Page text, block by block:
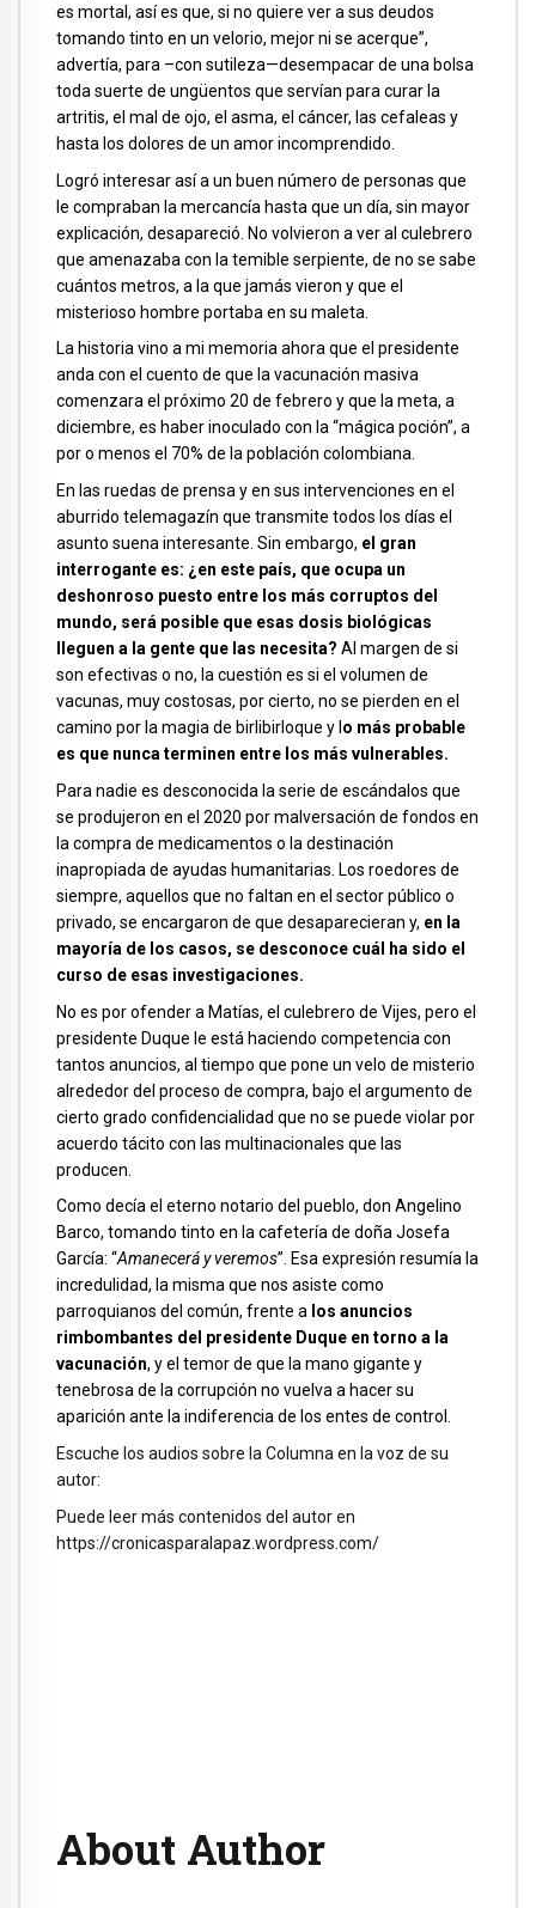
es mortal, así es que, si no quiere ver a sus deudos
tomando tinto en un velorio, mejor ni se acerque”,
advertía, para –con sutileza—desempacar de una bolsa
toda suerte de ungüentos que servían para curar la
artritis, el mal de ojo, el asma, el cáncer, las cefaleas y
hasta los dolores de un amor incomprendido.
Logró interesar así a un buen número de personas que
le compraban la mercancía hasta que un día, sin mayor
explicación, desapareció. No volvieron a ver al culebrero
que amenazaba con la temible serpiente, de no se sabe
cuántos metros, a la que jamás vieron y que el
misterioso hombre portaba en su maleta.
La historia vino a mi memoria ahora que el presidente
anda con el cuento de que la vacunación masiva
comenzara el próximo 20 de febrero y que la meta, a
diciembre, es haber inoculado con la “mágica poción”, a
por o menos el 70% de la población colombiana.
En las ruedas de prensa y en sus intervenciones en el
aburrido telemagazín que transmite todos los días el
asunto suena interesante. Sin embargo, el gran
interrogante es: ¿en este país, que ocupa un
deshonroso puesto entre los más corruptos del
mundo, será posible que esas dosis biológicas
lleguen a la gente que las necesita? Al margen de si
son efectivas o no, la cuestión es si el volumen de
vacunas, muy costosas, por cierto, no se pierden en el
camino por la magia de birlibirloque y l o más probable
es que nunca terminen entre los más vulnerables.
Para nadie es desconocida la serie de escándalos que
se produjeron en el 2020 por malversación de fondos en
la compra de medicamentos o la destinación
inapropiada de ayudas humanitarias. Los roedores de
siempre, aquellos que no faltan en el sector público o
privado, se encargaron de que desaparecieran y, en la
mayoría de los casos, se desconoce cuál ha sido el
curso de esas investigaciones.
No es por ofender a Matías, el culebrero de Vijes, pero el
presidente Duque le está haciendo competencia con
tantos anuncios, al tiempo que pone un velo de misterio
alrededor del proceso de compra, bajo el argumento de
cierto grado confidencialidad que no se puede violar por
acuerdo tácito con las multinacionales que las
producen.
Como decía el eterno notario del pueblo, don Angelino
Barco, tomando tinto en la cafetería de doña Josefa
García: “Amanecerá y veremos”. Esa expresión resumía la
incredulidad, la misma que nos asiste como
parroquianos del común, frente a los anuncios
rimbombantes del presidente Duque en torno a la
vacunación, y el temor de que la mano gigante y
tenebrosa de la corrupción no vuelva a hacer su
aparición ante la indiferencia de los entes de control.
Escuche los audios sobre la Columna en la voz de su
autor:
Puede leer más contenidos del autor en
https://cronicasparalapaz.wordpress.com/
About Author